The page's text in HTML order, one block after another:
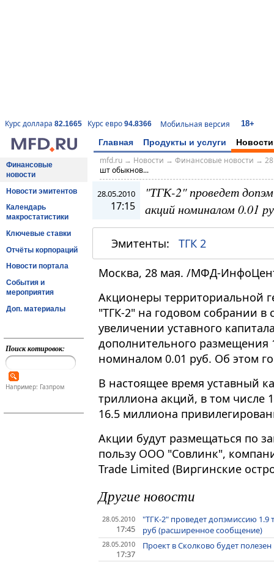
Курс доллара 82.1665 Курс евро 94.8366 Мобильная версия 18+
Главная Продукты и услуги Новости
Финансовые
новости
Новости эмитентов
Календарь
макростатистики
Ключевые ставки
Отчёты корпораций
Новости портала
События и
мероприятия
Доп. материалы
Поиск котировок:
Например: Газпром
mfd.ru→ Новости → Финансовые новости →
шт обыкнов...
28.05.2010
17:15
"ТГК-2" проведет
акций номиналом 0.01
Эмитенты: ТГК 2
Москва, 28 мая. /МФД-
Акционеры территориальной
"ТГК-2" на годовом собрании
увеличении уставного
дополнительного
номиналом 0.01 руб. Об этом
В настоящее время уставный
триллиона акций, в том числе
16.5 миллиона
Акции будут размещаться по
пользу ООО "Совлинк",
Trade Limited (Виргинские
Другие новости
28.05.2010
17:45
"ТГК-2" проведет допэмиссию
руб (расширенное сообщение)
28.05.2010
17:37
Проект в Сколково будет